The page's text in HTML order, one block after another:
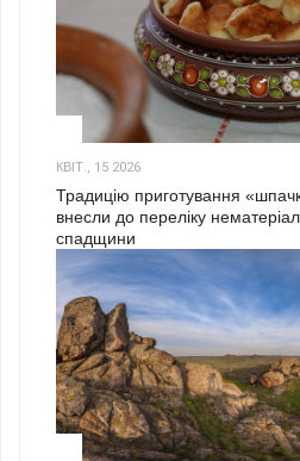
КВІТ., 15 2026
Традицію приготування
внесли до переліку
спадщини